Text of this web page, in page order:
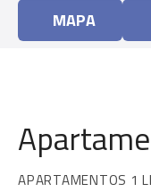
MAPA
APARTAMENTOS 1